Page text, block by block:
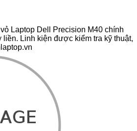
Laptop Dell Precision M40 chính
liền. Linh kiện được kiểm tra kỹ thuật,